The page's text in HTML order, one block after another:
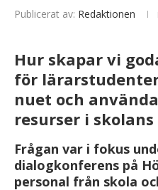
Publicerat av: Redaktionen
Hur skapar vi
för
nuet och
resurser i
Frågan var i fokus
dialogkonferens på
personal från skola